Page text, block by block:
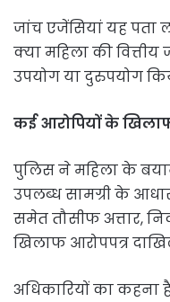
जांच एजेंसियां यह पता
क्या महिला की
उपयोग या दुरुपयोग
कई आरोपियों के
पुलिस ने महिला के
उपलब्ध सामग्री के
समेत तौसीफ अत्तार,
खिलाफ आरोपपत्र
अधिकारियों का